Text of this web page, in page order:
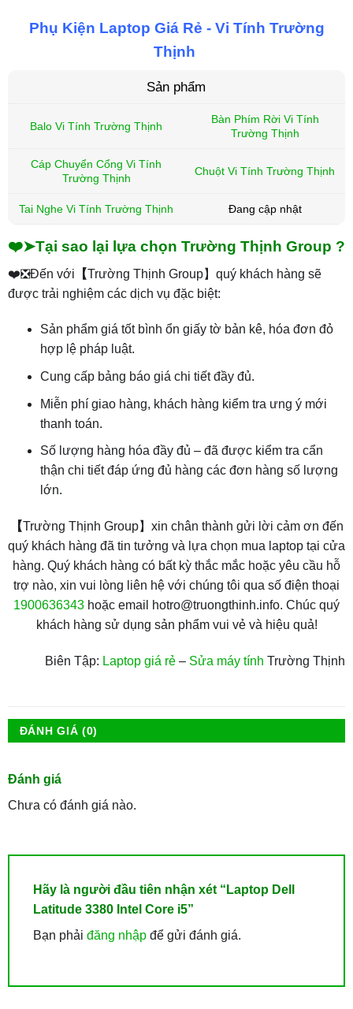
Phụ Kiện Laptop Giá Rẻ - Vi Tính Trường
Thịnh
Sản phẩm
Balo Vi Tính Trường Thịnh
Bàn Phím Rời Vi Tính
Trường Thịnh
Cáp Chuyển Cổng Vi Tính
Trường Thịnh
Chuột Vi Tính Trường Thịnh
Tai Nghe Vi Tính Trường Thịnh Đang cập nhật
❤️➤Tại sao lại lựa chọn Trường Thịnh Group ?
❤️❎Đến với 【Trường Thịnh Group】quý khách hàng sẽ
được trải nghiệm các dịch vụ đặc biệt:
Sản phẩm giá tốt bình ổn giấy tờ bản kê, hóa đơn đỏ
hợp lệ pháp luật.
Cung cấp bảng báo giá chi tiết đầy đủ.
Miễn phí giao hàng, khách hàng kiểm tra ưng ý mới
thanh toán.
Số lượng hàng hóa đầy đủ – đã được kiểm tra cẩn
thận chi tiết đáp ứng đủ hàng các đơn hàng số lượng
lớn.
【Trường Thịnh Group】xin chân thành gửi lời cảm ơn đến
quý khách hàng đã tin tưởng và lựa chọn mua laptop tại cửa
hàng. Quý khách hàng có bất kỳ thắc mắc hoặc yêu cầu hỗ
trợ nào, xin vui lòng liên hệ với chúng tôi qua số điện thoại
1900636343 hoặc email hotro@truongthinh.info. Chúc quý
khách hàng sử dụng sản phẩm vui vẻ và hiệu quả!
Biên Tập: Laptop giá rẻ – Sửa máy tính Trường Thịnh
ĐÁNH GIÁ (0)
Đánh giá
Chưa có đánh giá nào.
Hãy là người đầu tiên nhận xét “Laptop Dell
Latitude 3380 Intel Core i5”
Bạn phải đăng nhậpđể gửi đánh giá.